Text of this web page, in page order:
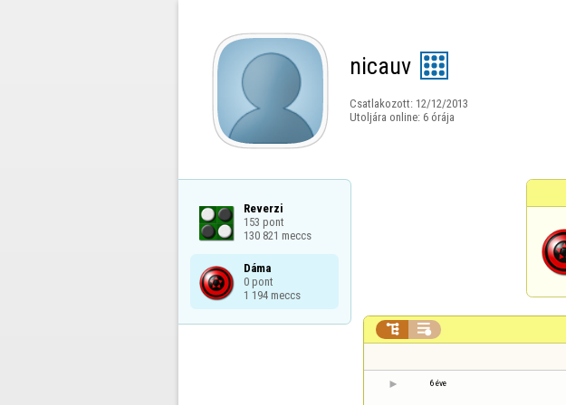
nicauv
Csatlakozott: 12/12/2013
Utoljára online: 6 órája
Reverzi
153 pont
130 821 meccs
Dáma
0 pont
1 194 meccs
 
6 éve